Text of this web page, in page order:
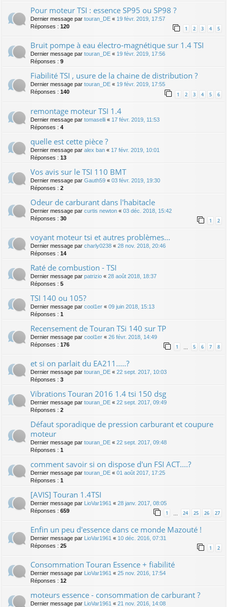
Pour moteur TSI : essence SP95 ou SP98 ?
Dernier message par touran_DE « 19 févr. 2019, 17:57
Réponses : 120 1 2 3 4 5
Bruit pompe à eau électro-magnétique sur 1.4 TSI
Dernier message par touran_DE « 19 févr. 2019, 17:56
Réponses : 9
Fiabilité TSI , usure de la chaine de distribution ?
Dernier message par touran_DE « 19 févr. 2019, 17:55
Réponses : 140 1 2 3 4 5 6
remontage moteur TSI 1.4
Dernier message par tomaselli « 17 févr. 2019, 11:53
Réponses : 4
quelle est cette pièce ?
Dernier message par alex ban « 17 févr. 2019, 10:01
Réponses : 13
Vos avis sur le TSI 110 BMT
Dernier message par Gauth59 « 03 févr. 2019, 19:30
Réponses : 2
Odeur de carburant dans l'habitacle
Dernier message par curtis newton « 03 déc. 2018, 15:42
Réponses : 30 1 2
voyant moteur tsi et autres problèmes...
Dernier message par charly0238 « 28 nov. 2018, 20:46
Réponses : 14
Raté de combustion - TSI
Dernier message par patrizio « 28 août 2018, 18:37
Réponses : 5
TSI 140 ou 105?
Dernier message par cool1er « 09 juin 2018, 15:13
Réponses : 1
Recensement de Touran TSi 140 sur TP
Dernier message par cool1er « 26 févr. 2018, 14:49
Réponses : 176 1 5 6 7 8
et si on parlait du EA211.....?
Dernier message par touran_DE « 22 sept. 2017, 10:03
Réponses : 3
Vibrations Touran 2016 1.4 tsi 150 dsg
Dernier message par touran_DE « 22 sept. 2017, 09:49
Réponses : 2
Défaut sporadique de pression carburant et coupure
moteur
Dernier message par touran_DE « 22 sept. 2017, 09:48
Réponses : 1
comment savoir si on dispose d'un FSI ACT....?
Dernier message par touran_DE « 01 août 2017, 17:25
Réponses : 1
[AVIS] Touran 1.4TSI
Dernier message par LioVar1961 « 28 janv. 2017, 08:05
Réponses : 659 1 24 25 26 27
Enfin un peu d'essence dans ce monde Mazouté !
Dernier message par LioVar1961 « 10 déc. 2016, 07:31
Réponses : 25 1 2
Consommation Touran Essence + fiabilité
Dernier message par LioVar1961 « 25 nov. 2016, 17:54
Réponses : 12
moteurs essence - consommation de carburant ?
Dernier message par LioVar1961 « 21 nov. 2016, 14:08